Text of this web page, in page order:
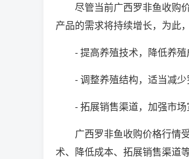
尽管当前广西罗非鱼收购
产品的需求将持续增长，为此
- 提高养殖技术，降低养殖
- 调整养殖结构，适当减
- 拓展销售渠道，加强市
广西罗非鱼收购价格行情
术、降低成本、拓展销售渠道